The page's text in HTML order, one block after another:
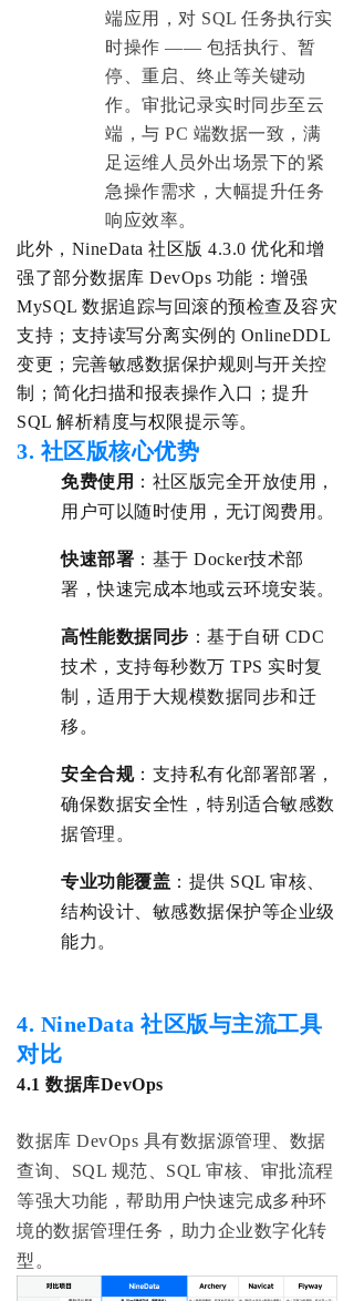
端应用，对 SQL 任务执行实
时操作 —— 包括执行、暂
停、重启、终止等关键动
作。审批记录实时同步至云
端，与 PC 端数据一致，满
足运维人员外出场景下的紧
急操作需求，大幅提升任务
响应效率。
此外， NineData 社区版 4.3.0 优化和增
强了部分数据库 DevOps 功能：增强
MySQL 数据追踪与回滚的预检查及容灾
支持；支持读写分离实例的 OnlineDDL
变更；完善敏感数据保护规则与开关控
制；简化扫描和报表操作入口；提升
SQL 解析精度与权限提示等。
3. 社区版核心优势‌
‌免费‌使用 ： 社区版完全开放使用，
用户可以随时使用，无订阅费用。
‌快速部署‌ ：基于 Docker技术部
署，快速完成本地或云环境安装。
‌高性能数据同步‌ ：基于自研 CDC
技术，支持每秒数万 TPS 实时复
制， 适用于大规模数据同步和迁
移。
‌安全合规‌： 支持私有化部署部署，
确保数据安全性 ，特别适合敏感数
据管理。
‌专业功能覆盖‌ ：提供 SQL 审核、
结构设计、敏感数据保护等企业级
能力。
4. NineData 社区版与主流工具
对比
4.1 数据库DevOps
数据库 DevOps 具有数据源管理、数据
查询、SQL 规范、SQL 审核、审批流程
等强大功能，帮助用户快速完成多种环
境的数据管理任务，助力企业数字化转
型。